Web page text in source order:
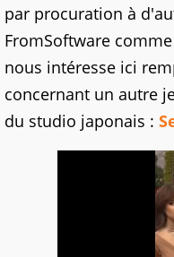
par procuration à
FromSoftware comme
nous intéresse ici
concernant un autre
du studio japonais :